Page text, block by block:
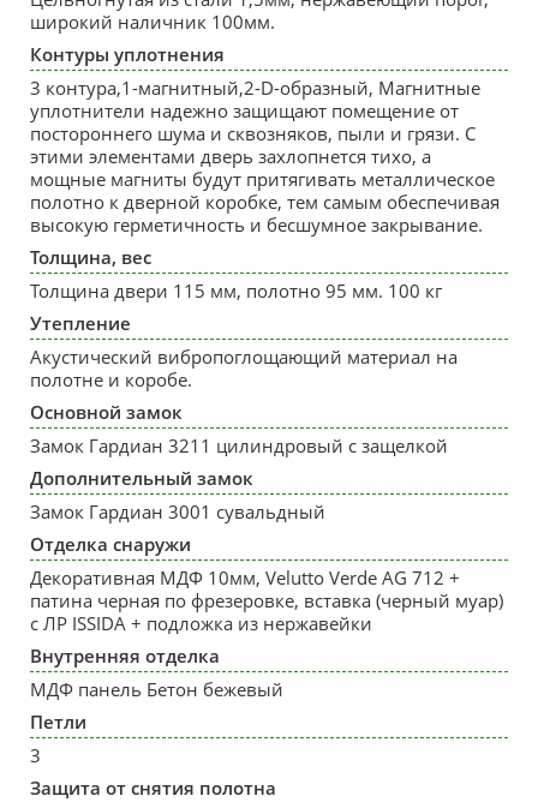
широкий наличник 100мм.
Контуры уплотнения
3 контура,1-магнитный,2-D-образный, Магнитные
уплотнители надежно защищают помещение от
постороннего шума и сквозняков, пыли и грязи. С
этими элементами дверь захлопнется тихо, а
мощные магниты будут притягивать металлическое
полотно к дверной коробке, тем самым обеспечивая
высокую герметичность и бесшумное закрывание.
Толщина, вес
Толщина двери 115 мм, полотно 95 мм. 100 кг
Утепление
Акустический вибропоглощающий материал на
полотне и коробе.
Основной замок
Замок Гардиан 3211 цилиндровый с защелкой
Дополнительный замок
Замок Гардиан 3001 сувальдный
Отделка снаружи
Декоративная МДФ 10мм, Velutto Verde AG 712 +
патина черная по фрезеровке, вставка (черный муар)
с ЛР ISSIDA + подложка из нержавейки
Внутренняя отделка
МДФ панель Бетон бежевый
Петли
3
Защита от снятия полотна